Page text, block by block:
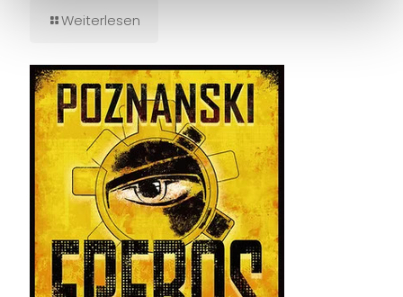
Weiterlesen